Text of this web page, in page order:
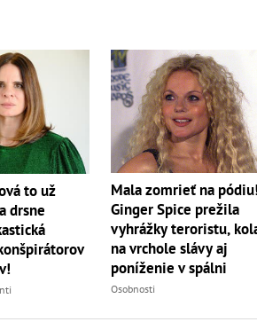
to už
drsne
Mala zomrieť na
Ginger Spice prežila
vyhrážky teroristu,
na vrchole slávy aj
poníženie v spálni
Osobnosti